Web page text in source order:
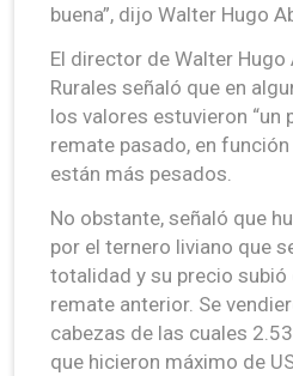
buena”, dijo Walter Hugo
El director de Walter
Rurales señaló que en
los valores estuvieron “un
remate pasado, en
están más pesados.
No obstante, señaló que
por el ternero liviano que
totalidad y su precio subió
remate anterior. Se
cabezas de las cuales
que hicieron máximo de